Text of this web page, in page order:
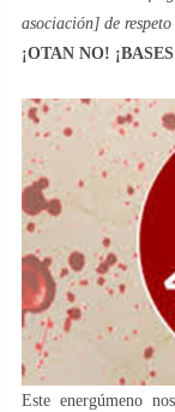
asociación] de
¡OTAN NO!
Este energúmeno